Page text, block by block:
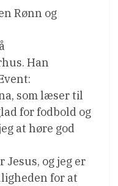
Rønn og
Han
som læser til
for fodbold og
at høre god
og jeg er
for at